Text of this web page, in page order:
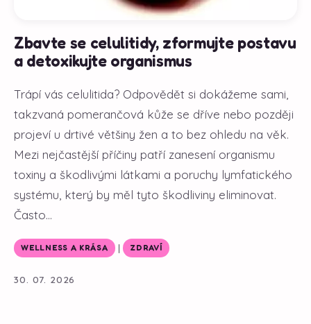
Zbavte se celulitidy, zformujte postavu
a detoxikujte organismus
Trápí vás celulitida? Odpovědět si dokážeme sami,
takzvaná pomerančová kůže se dříve nebo později
projeví u drtivé většiny žen a to bez ohledu na věk.
Mezi nejčastější příčiny patří zanesení organismu
toxiny a škodlivými látkami a poruchy lymfatického
systému, který by měl tyto škodliviny eliminovat.
Často...
WELLNESS A KRÁSA | ZDRAVÍ
30. 07. 2026